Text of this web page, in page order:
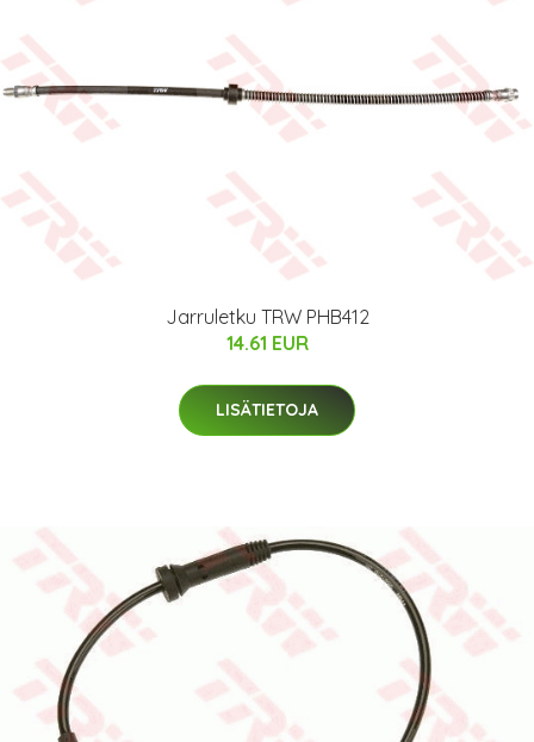
Jarruletku TRW PHB412
14.61 EUR
LISÄTIETOJA